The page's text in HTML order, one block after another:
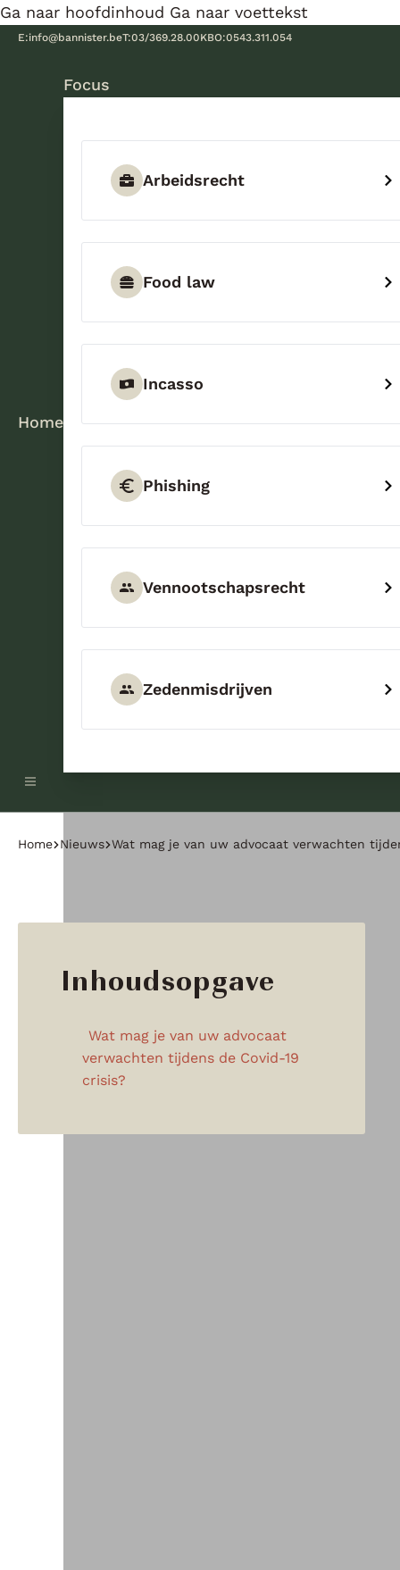
Ga naar hoofdinhoud Ga naar voettekst
E:info@bannister.beT:03/369.28.00KBO:0543.311.054
Home
Focus
Arbeidsrecht
Food law
Incasso
Phishing
Vennootschapsrecht
Zedenmisdrijven
Home Nieuws Wat mag je van uw advocaat verwachten
Inhoudsopgave
Wat mag je van uw advocaat
verwachten tijdens de Covid-19
crisis?